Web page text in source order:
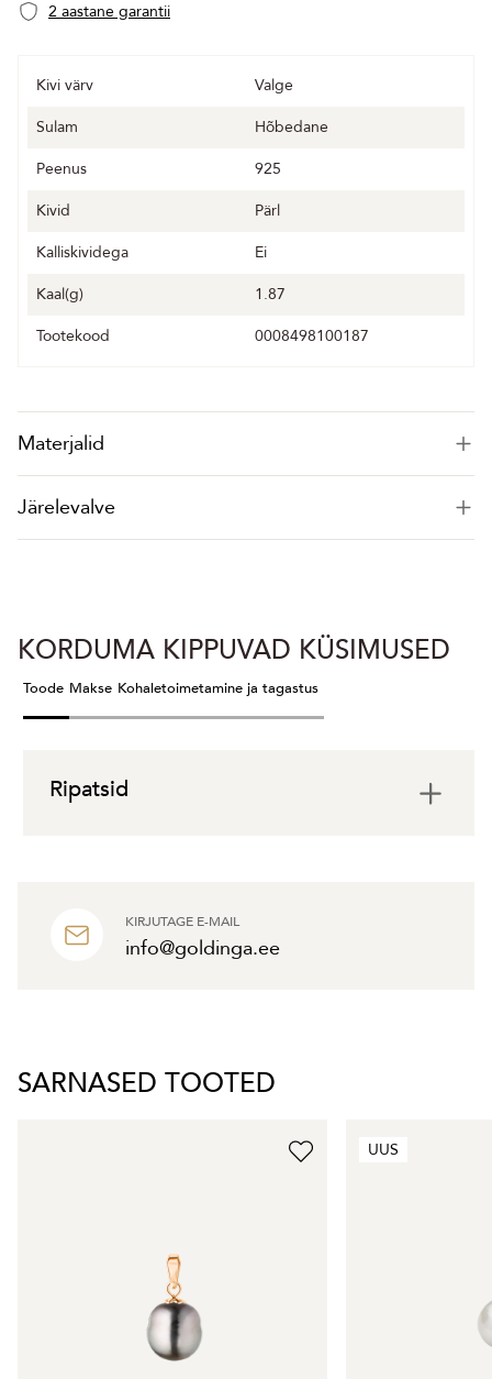
2 aastane garantii
Kivi värv
Valge
Sulam
Hõbedane
Peenus
925
Kivid
Pärl
Kalliskividega
Ei
Kaal(g)
1.87
Tootekood
0008498100187
Materjalid
Järelevalve
KIRJUTAGE E-MAIL
info@goldinga.ee
KORDUMA KIPPUVAD KÜSIMUSED
Toode Makse Kohaletoimetamine ja tagastus
Ripatsid
SARNASED TOOTED
UUS